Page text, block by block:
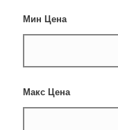
Мин Цена
Макс Цена